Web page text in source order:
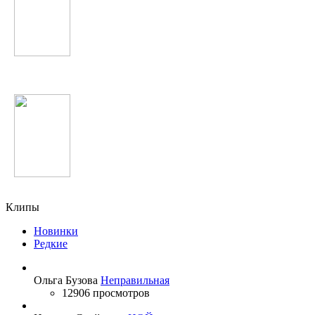
Клипы
Новинки
Редкие
Ольга Бузова Неправильная
12906 просмотров